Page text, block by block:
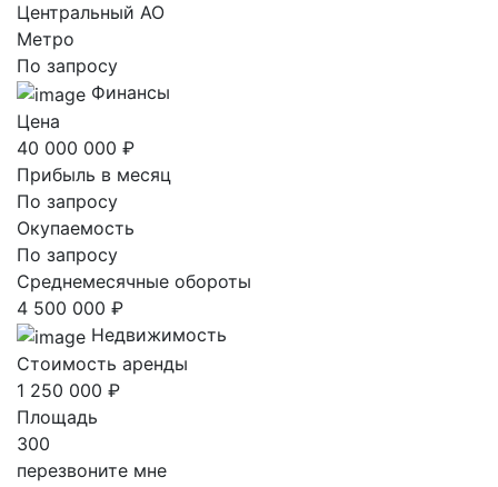
Центральный AO
Метро
По запросу
Финансы
Цена
40 000 000 ₽
Прибыль в месяц
По запросу
Окупаемость
По запросу
Среднемесячные обороты
4 500 000 ₽
Недвижимость
Стоимость аренды
1 250 000 ₽
Площадь
300
перезвоните мне